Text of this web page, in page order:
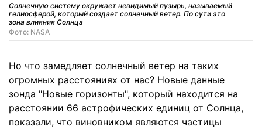
Солнечную систему окружает невидимый пузырь, называемый
гелиосферой, который создает солнечный ветер. По сути это
зона влияния Солнца
Фото: NASA
Но что замедляет солнечный ветер на таких
огромных расстояниях от нас? Новые данные
зонда "Новые горизонты", который находится на
расстоянии 66 астрофических единиц от Солнца,
показали, что виновником являются частицы